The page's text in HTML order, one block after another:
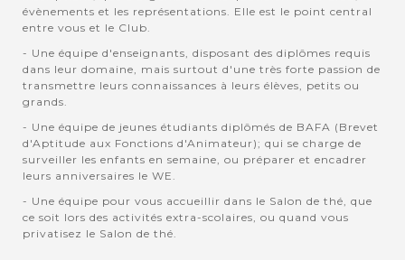
évènements et les représentations. Elle est le point central
entre vous et le Club.
- Une équipe d'enseignants, disposant des diplômes requis
dans leur domaine, mais surtout d'une très forte passion de
transmettre leurs connaissances à leurs élèves, petits ou
grands.
- Une équipe de jeunes étudiants diplômés de BAFA (Brevet
d'Aptitude aux Fonctions d'Animateur); qui se charge de
surveiller les enfants en semaine, ou préparer et encadrer
leurs anniversaires le WE.
- Une équipe pour vous accueillir dans le Salon de thé, que
ce soit lors des activités extra-scolaires, ou quand vous
privatisez le Salon de thé.